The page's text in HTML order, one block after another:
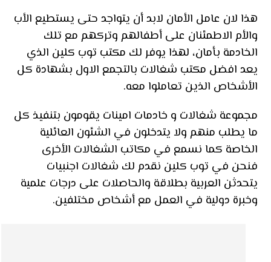
هذا لان عامل الأمان لابد أن يتواجد حتى يستطيع الأب
والأم الاطمئنان على أطفالهم وتركهم مع تلك
الخادمة بأمان، لهذا يوفر لك مكتب توب كلين الذي
يعد افضل مكتب شغالات بالتجمع الاول بشهادة كل
الأشخاص الذين تعاملوا معه.
مجموعة شغالات و خادمات امينات يقومون بتنفيذ كل
ما يطلب منهم ولا يتدخلون في الشئون العائلية
الخاصة كما نسمع في مكاتب الشغالات الأخرى
فنحن في توب كلين نقدم لك شغالات اجنبيات
يتحدثن العربية بطلاقة والحاصلات على درجات علمية
وخبرة دولية في العمل مع أشخاص مختلفين.